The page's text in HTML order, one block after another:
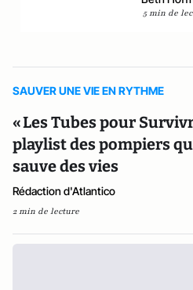
5 min de
SAUVER UNE VIE EN RYTHME
« Les Tubes pour
playlist des pompiers
sauve des vies
Rédaction d'Atlantico
2 min de lecture